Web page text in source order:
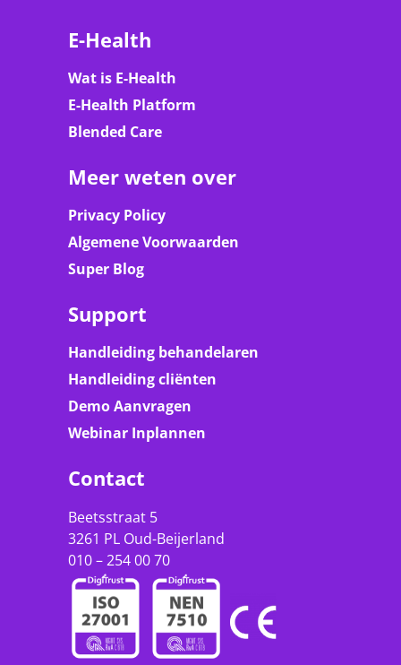
E-Health
Wat is E-Health
E-Health Platform
Blended Care
Meer weten over
Privacy Policy
Algemene Voorwaarden
Super Blog
Support
Handleiding behandelaren
Handleiding cliënten
Demo Aanvragen
Webinar Inplannen
Contact
Beetsstraat 5
3261 PL Oud-Beijerland
010 – 254 00 70